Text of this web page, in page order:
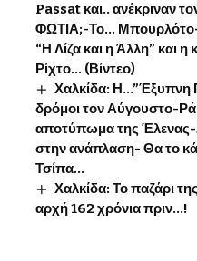
Passat και.. ανέκριναν
ΦΩΤΙΑ;-Το… Μπουρλότο-
“Η Λίζα και η Άλλη” και η
Ρίχτο… (Βίντεο)
Χαλκίδα: Η…”Έξυπνη
δρόμοι τον Αύγουστο-
αποτύπωμα της Έλενας-
στην ανάπλαση- Θα το
Τσίπα…
Χαλκίδα: Το παζάρι
αρχή 162 χρόνια πριν…!